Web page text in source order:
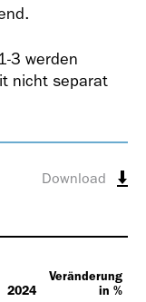
3 werden
nicht separat
Download
2024
Veränderung
in %